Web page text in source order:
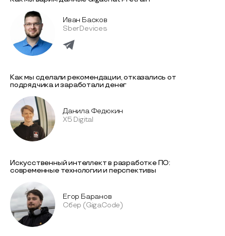
Иван Басков
SberDevices
Как мы сделали рекомендации, отказались от
подрядчика и заработали денег
Данила Федюкин
X5 Digital
Искусственный интеллект в разработке ПО:
современные технологии и перспективы
Егор Баранов
Сбер (GigaCode)